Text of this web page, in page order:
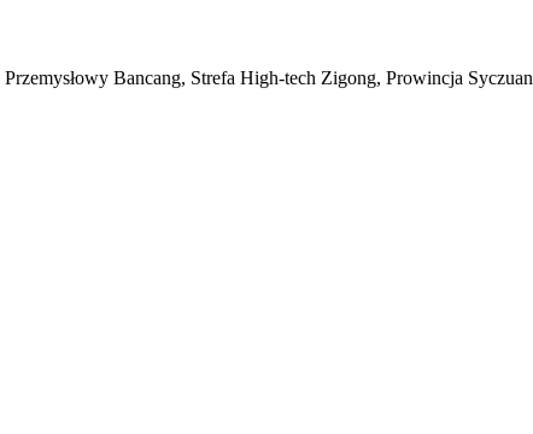
Bancang, Strefa High-tech Zigong, Prowincja Syczuan